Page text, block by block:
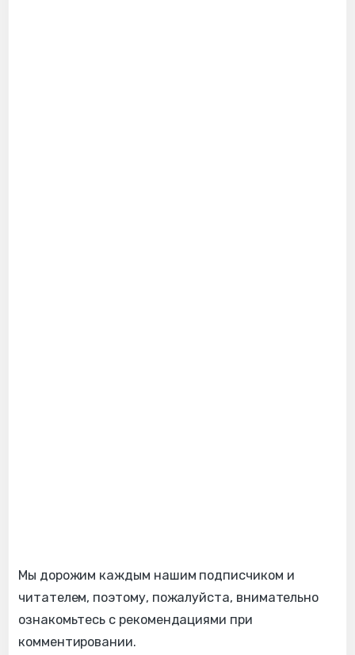
Мы дорожим каждым нашим подписчиком и
читателем, поэтому, пожалуйста, внимательно
ознакомьтесь с рекомендациями при
комментировании.